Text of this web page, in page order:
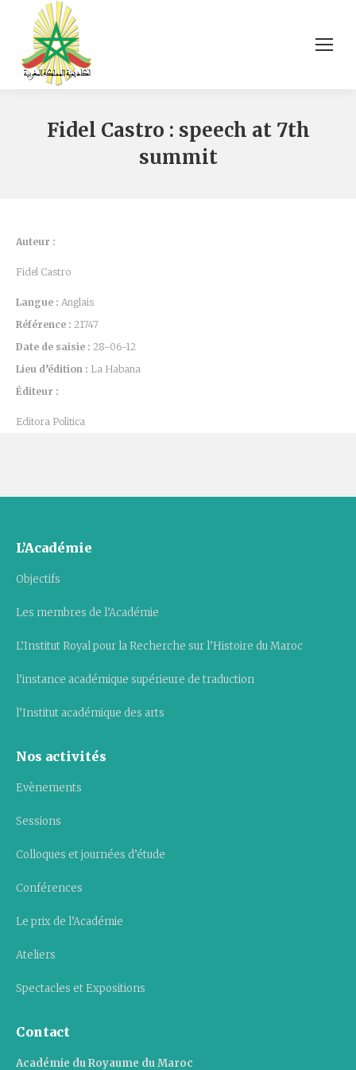
Fidel Castro : speech at 7th
summit
Auteur :
Fidel Castro
Langue : Anglais
Référence : 21747
Date de saisie : 28-06-12
Lieu d’édition : La Habana
Éditeur :
Editora Politica
L’Académie
Objectifs
Les membres de l’Académie
L’Institut Royal pour la Recherche sur l’Histoire du Maroc
l’instance académique supérieure de traduction
l’Institut académique des arts
Nos activités
Evènements
Sessions
Colloques et journées d’étude
Conférences
Le prix de l’Académie
Ateliers
Spectacles et Expositions
Contact
Académie du Royaume du Maroc